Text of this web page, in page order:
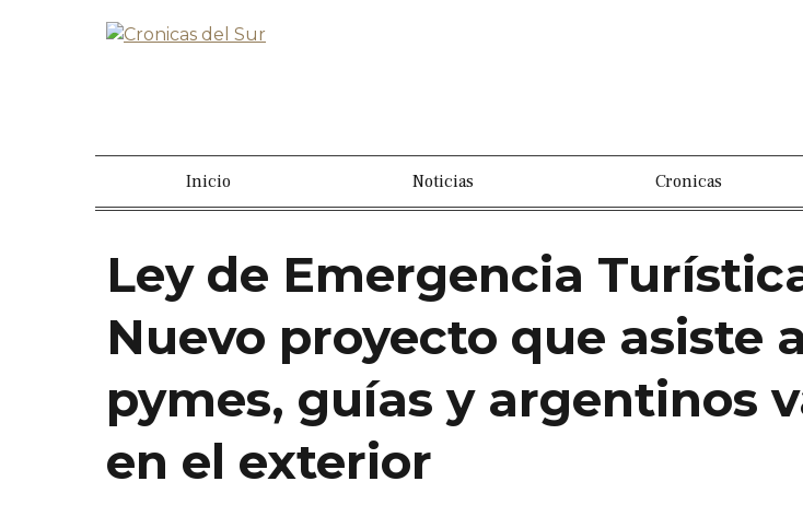
Inicio Noticias Cronicas
Ley de Emergencia
Nuevo proyecto que asiste a
pymes, guías y argentinos
en el exterior